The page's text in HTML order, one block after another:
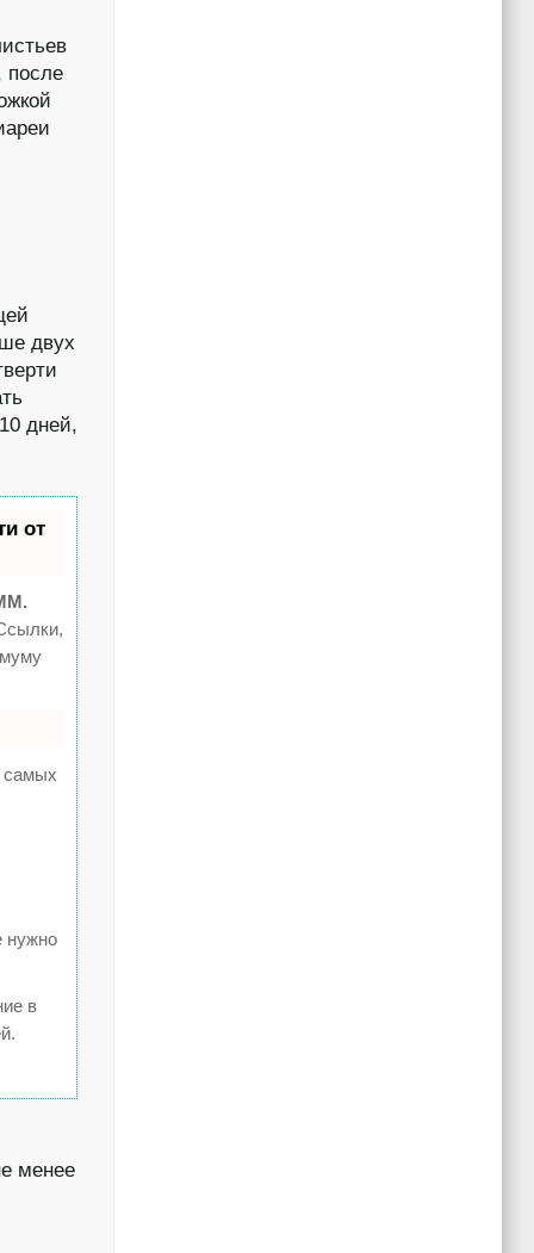
после
двух
дней,
от
самых
нужно
в
менее